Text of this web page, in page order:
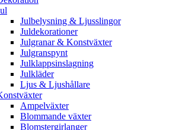
Julbelysning & Ljusslingor
Juldekorationer
Julgranar & Konstväxter
Julgranspynt
Julklappsinslagning
Julkläder
Ljus & Ljushållare
Ampelväxter
Blommande växter
Blomstergirlanger